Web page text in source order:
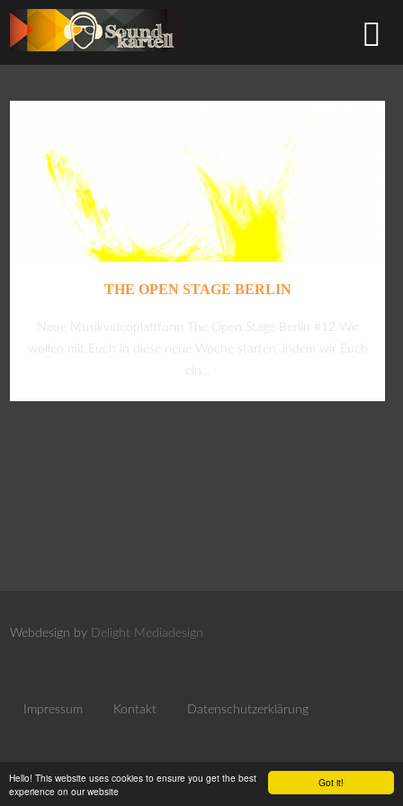
Got it!
Hello! This website uses cookies to ensure you get the best
experience on our website
THE OPEN STAGE BERLIN
Neue Musikvideoplattform The Open Stage Berlin #12 Wir
wollen mit Euch in diese neue Woche starten, indem wir Euch
ein...
Webdesign by Delight Mediadesign
Impressum Kontakt Datenschutzerklärung